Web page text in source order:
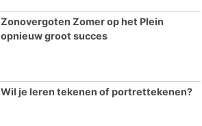
Zonovergoten Zomer op het Plein
opnieuw groot succes
Wil je leren tekenen of portrettekenen?